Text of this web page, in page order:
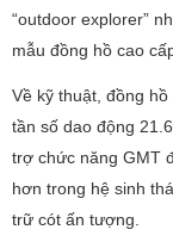
“outdoor explorer”
mẫu đồng hồ cao
Về kỹ thuật, đồng
tần số dao động
trợ chức năng GMT
hơn trong hệ sinh
trữ cót ấn tượng.